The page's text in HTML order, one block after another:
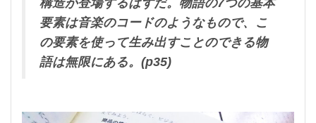
要素は音楽のコードのようなもので、こ
の要素を使って生み出すことのできる物
語は無限にある。(p35)